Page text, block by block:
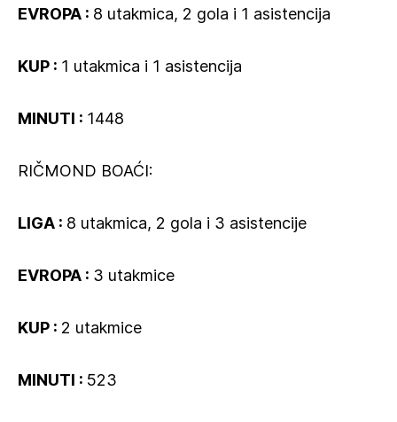
EVROPA : 8 utakmica, 2 gola i 1 asistencija
KUP : 1 utakmica i 1 asistencija
MINUTI : 1448
RIČMOND BOAĆI:
LIGA : 8 utakmica, 2 gola i 3 asistencije
EVROPA : 3 utakmice
KUP : 2 utakmice
MINUTI : 523